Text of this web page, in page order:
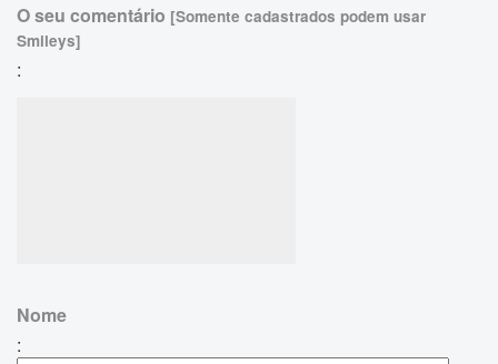
O seu comentário [Somente cadastrados podem usar
Smileys]
:
Nome
: